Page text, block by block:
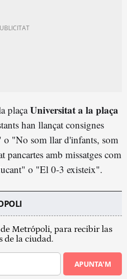
plaçaUniversitat a la plaça
han llançat consignes
"No som llar d'infants, som
pancartes amb missatges com
o "El 0-3 existeix".
Metrópoli, para recibir las
de la ciudad.
APUNTA'M